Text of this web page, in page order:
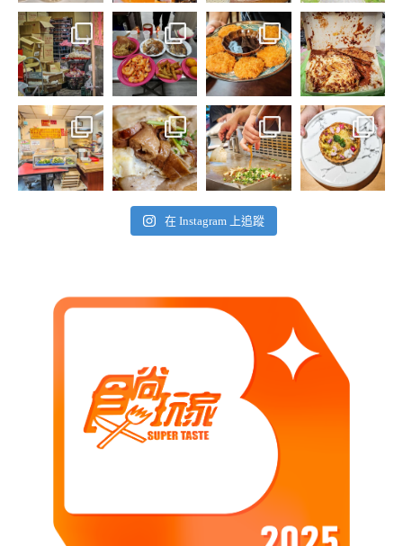
在 Instagram 上追蹤